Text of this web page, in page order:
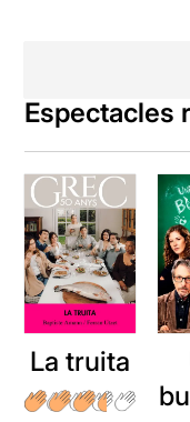
Espectacles
La truita